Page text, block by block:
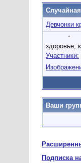
Девчонки
здоровье,
Участники:
Ваши
Подписка